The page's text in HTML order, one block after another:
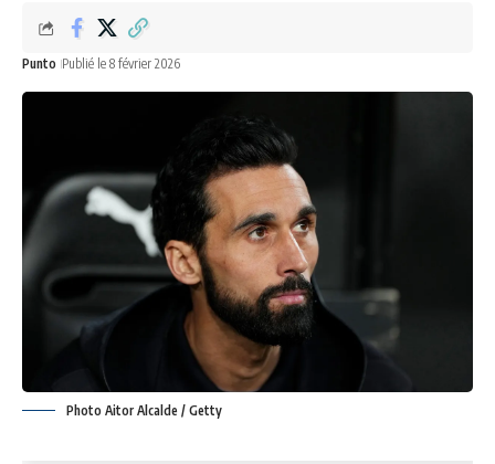
Punto Publié le 8 février 2026
Photo Aitor Alcalde / Getty